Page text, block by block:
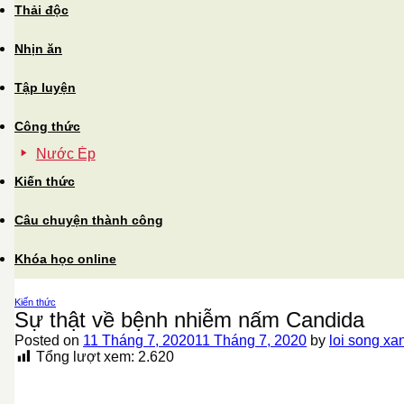
Thải độc
Nhịn ăn
Tập luyện
Công thức
Nước Ép
Kiến thức
Câu chuyện thành công
Khóa học online
Kiến thức
Sự thật về bệnh nhiễm nấm Candida
Posted on 11 Tháng 7, 202011 Tháng 7, 2020 by loi song
Tổng lượt xem: 2.620